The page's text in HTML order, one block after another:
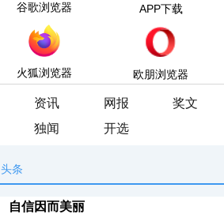
谷歌浏览器 APP下载
火狐浏览器 欧朋浏览器
资讯 网报
奖文
独闻 开选
头条
自信因而美丽